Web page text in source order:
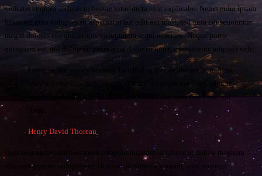
veritatis et quasi architecto beatae vitae dicta sunt explicabo. Nemo enim ipsam
luptatem quia voluptas sit aspernatur aut odit aut fugit, sed quia consequuntur
magni dolores eos qui ratione voluptatem sequi nesciunt. Neque porro
quisquam est, qui dolorem ipsum quia dolor sit amet, consectetur, adipisci velit.
I went to the woods because I wished to live deliberately, to front
only the essential facts of life, and see if I could not learn what it
had to teach, and not, when I came to die, discover that I had not
Henry David Thoreau
Quia non numquam eius modi tempora incidunt ut labore et dolore magnam
aliquam quaerat voluptatem. Ut enim ad minima veniam, quis nostrum